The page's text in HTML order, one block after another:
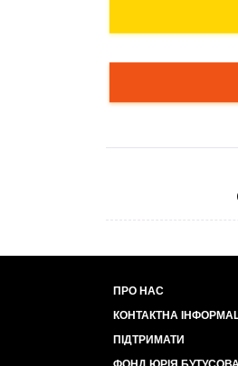
ПРО НАС
КОНТАКТНА
ПІДТРИМАТИ